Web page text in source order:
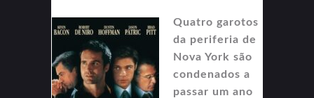
Quatro garotos
da periferia de
Nova York são
condenados a
passar um ano